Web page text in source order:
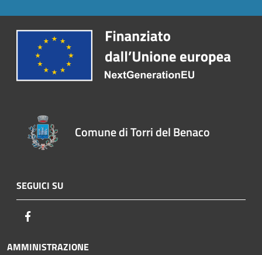
Comune di Torri del Benaco
SEGUICI SU
AMMINISTRAZIONE